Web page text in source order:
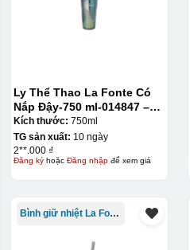
Ly Thể Thao La Fonte Có
Nắp Đậy-750 ml-014847 –
GRA
Kích thước: 750ml
TG sản xuất: 10 ngày
2**.000 ₫
Đăng kýhoặc Đăng nhậpđể xem giá
Bình giữ nhiệt La Fonte